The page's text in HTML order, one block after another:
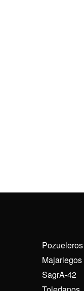
Pozueleros
Majariegos
SagrA-42